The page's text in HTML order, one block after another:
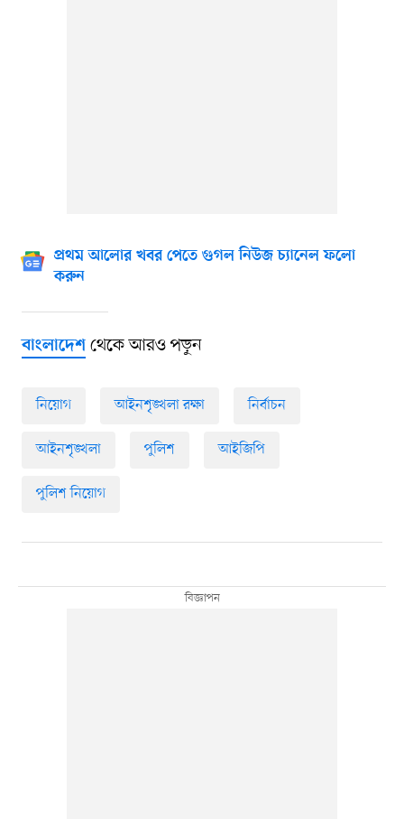
প্রথম আলোর খবর পেতে গুগল নিউজ চ্যানেল ফলো
করুন
বাংলাদেশথেকে আরও পড়ুন
নিয়োগ আইনশৃঙ্খলা রক্ষা নির্বাচন
আইনশৃঙ্খলা পুলিশ আইজিপি
পুলিশ নিয়োগ